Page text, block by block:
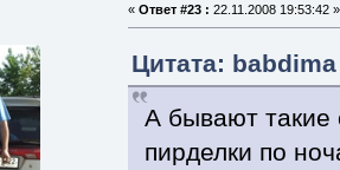
« Ответ #23 : 22.11.2008 19:53:42 »
Цитата:
А бывают такие
пирделки по